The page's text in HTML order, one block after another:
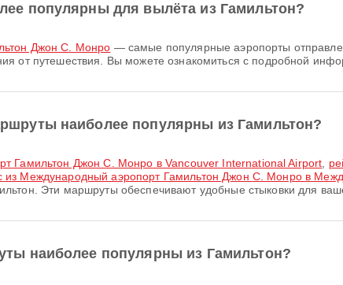
популярны для вылёта из Гамильтон?
Джон С. Монро — самые популярные аэропорты
от путешествия. Вы можете ознакомиться с подробной
наиболее популярны из Гамильтон?
Гамильтон Джон С. Монро в Vancouver International Airport
из Международный аэропорт Гамильтон Джон С. Монро в
Эти маршруты обеспечивают удобные стыковки для
наиболее популярны из Гамильтон?